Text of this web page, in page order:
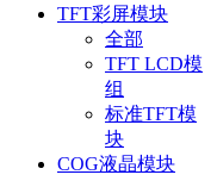
TFT彩屏模块
全部
TFT LCD模
组
标准TFT模
块
COG液晶模块